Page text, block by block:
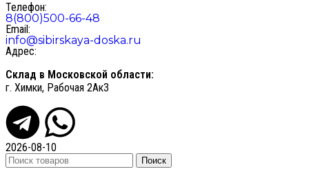
Телефон:
8(800)500-66-48
Email:
info@sibirskaya-doska.ru
Адрес:
Склад в Московской области:
г. Химки, Рабочая 2Ак3
2026-08-10
Поиск